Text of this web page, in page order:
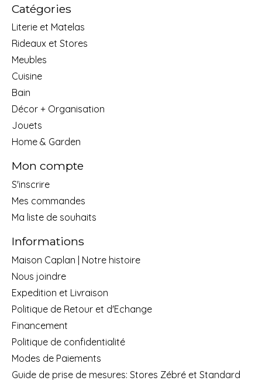
Catégories
Literie et Matelas
Rideaux et Stores
Meubles
Cuisine
Bain
Décor + Organisation
Jouets
Home & Garden
Mon compte
S'inscrire
Mes commandes
Ma liste de souhaits
Informations
Maison Caplan | Notre histoire
Nous joindre
Expedition et Livraison
Politique de Retour et d'Echange
Financement
Politique de confidentialité
Modes de Paiements
Guide de prise de mesures: Stores Zébré et Standard